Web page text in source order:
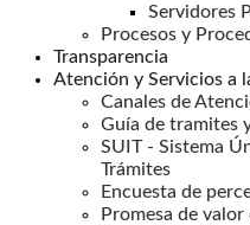
Servidores
Procesos y
Transparencia
Atención y Servicios a
Canales de
Guía de tramites
SUIT - Sistema
Trámites
Encuesta de
Promesa de valor